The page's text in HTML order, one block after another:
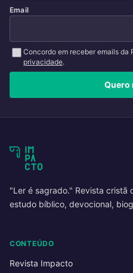
Email
Concordo em receber emails da
privacidade.
Quero
"Ler é sagrado." Revista cristã
estudo bíblico, devocional,
CONTEÚDO
Revista Impacto